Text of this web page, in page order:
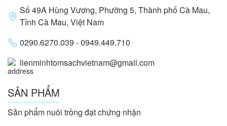
Số 49A Hùng Vương, Phường 5, Thành phố Cà Mau,
Tỉnh Cà Mau, Việt Nam
0290.6270.039 - 0949.449.710
lienminhtomsachvietnam@gmail.com
SẢN PHẨM
Sản phẩm nuôi trồng đạt chứng nhận